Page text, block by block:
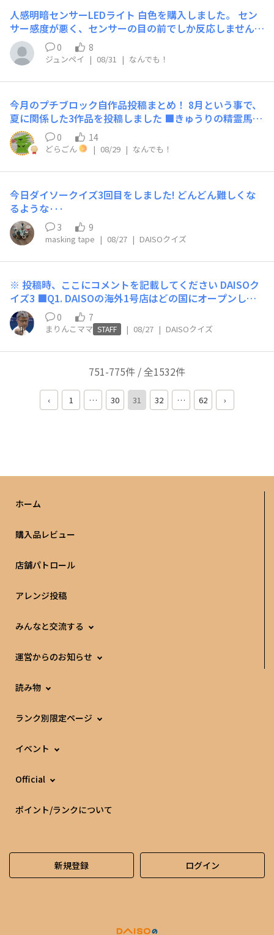
商品があったとき、購入前にレビューや口コミをチェック
しますか？ 使ってみないと分からないので、興味があれ
ば買って試してみる ■14.「似たようなもの家にあるけど
可愛いから欲しい！」と思える雑貨に出会ったら…？ 気
■15.あなたのDAISOでの購買傾向はどちらに近いです
か？ 気づくと面白グッズやプチプラ雑貨などをつい買っ
ている ■16.もしもあなたが友人へのちょっとしたプレゼ
ントをDAISOで選ぶならどちらを重視しますか？ 相手が
喜んでくれそうなキャラグッズやアクセサリーなど 診断
お疲れさまでした！ あなたのDAISOお買い物 タイプは…
計金額は気にしますか？ レジでのお会計時まで金額はお
楽しみ ■10.購入したDAISO商品、どんな使い方が好きで
すか？ アイデアや工夫で本来と違う使い方をするのが好
き ■11.買った商品を思わずシェア・おすすめしたくな
る？ お気に入りはSNSで紹介したり友達に教えたりした
い ■12.DAISOへの行き方は次のどちらに近いですか？
る ■13.気になる商品があったとき、購入前にレビューや
口コミをチェックしますか？ 口コミをチェックしたり、
詳しい友人に意見を聞いてから買う ■14.「似たようなも
の家にあるけど可愛いから欲しい！」と思える雑貨に出会
よう購入する ■15.あなたのDAISOでの購買傾向はどちら
に近いですか？ 気づくと面白グッズやプチプラ雑貨など
をつい買っている ■16.もしもあなたが友人へのちょっと
したプレゼントをDAISOで選ぶならどちらを重視します
か？ 相手が喜んでくれそうなキャラグッズやアクセサリ
ーなど 診断お疲れさまでした！ あなたのDAISOお買い物
ガルー 🦘 解説を読む📖
人感明暗センサーLEDライト 白色を購入しました。 セン
サー感度が悪く、センサーの目の前でしか反応しません。
以前購入した、人感明暗センサーLEDライト暖色は１メー
トル以上離れた位置からでも反応します。この違いはなん
でしょうか？
0 8
ジュンペイ | 08/31 | なんでも！
今月のプチブロック自作品投稿まとめ！ 8月という事で、
夏に関係した3作品を投稿しました ■きゅうりの精霊馬 8
月といえばお盆！ という事で、お盆飾りの精霊馬(しょう
りょううま)です お盆の始まり(迎え盆)にご先祖様の霊が
早くこちらに来られるようにと、足の速い馬がモチーフな
んだとか 実はオプションパーツを追加する事で植物系ド
tps://daiso-community.daisojapan.com/announcemen
ts/actq2blutqlu6oby ■なすの精霊馬 こちらもお盆アイ
テム お盆の終わり(送り盆)にご先祖様の霊がゆっくりと
帰れるようにと、のんびりした牛がモチーフなんだとか
あって、ヘタの色は緑系にした方がわかりやすいのです
が、日本で食品として流通しているものはだいたい実もヘ
タも濃い紫色なのでそのイメージを重視しました → http
s://daiso-community.daisojapan.com/announcements/
v8j9tzbj0by2adaw ■ソーダ味のアイスキャンディー 今
年の夏も猛暑酷暑が続いています 暑い季節に美味しいア
も可能なギミック付きです → https://daiso-community.
daisojapan.com/announcements/nn52wrxomda88thu
0 14
どらごん | 08/29 | なんでも！
今日ダイソークイズ3回目をしました! どんどん難しくな
るような···
3 9
masking tape | 08/27 | DAISOクイズ
※ 投稿時、ここにコメントを記載してください DAISOク
イズ3 ■Q1. DAISOの海外1号店はどの国にオープンした
でしょうか？ ■Q2. Standard Productsのアロマディフ
ューザー「クーベルチュール」という香りのパッケージは
どれでしょう？ ■Q3. THREEPPYの商品に存在「しな
い」ものはどれでしょう？ ■Q4. DAISOの人気商品「お
もしろ消しゴム」には、動物や食べ物の形がありますが、
その中に「いない」動物はどれでしょう？ 惜しい！🙌 4
問中0問正解です DAISOクイズ３ こたえ Q1. ① Q
2. ④ Q3. ② Q4. ④
0 7
まりんこママ STAFF | 08/27 | DAISOクイズ
751-775件 / 全1532件
‹ 1 … 30 31 32 … 62 ›
ホーム
購入品レビュー
店舗パトロール
アレンジ投稿
みんなと交流する
運営からのお知らせ
読み物
ランク別限定ページ
イベント
Official
ポイント/ランクについて
新規登録 ログイン